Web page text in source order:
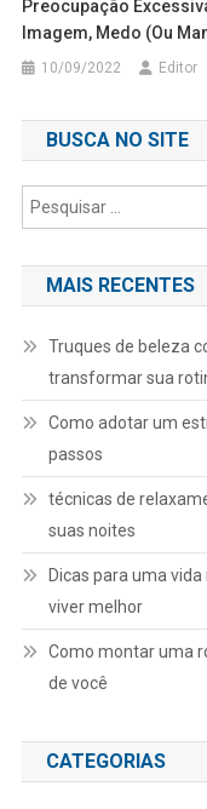
Preocupação
Imagem, Medo (ou
10/09/2022 Editor
BUSCA NO SITE
MAIS RECENTES
Truques de beleza
transformar sua
Como adotar um
passos
técnicas de
suas noites
Dicas para uma
viver melhor
Como montar uma
de você
CATEGORIAS